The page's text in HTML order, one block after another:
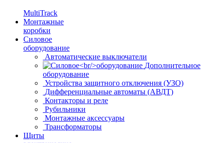
MultiTrack
Монтажные
коробки
Силовое
оборудование
Автоматические выключатели
Дополнительное
оборудование
Устройства защитного отключения (УЗО)
Дифференциальные автоматы (АВДТ)
Контакторы и реле
Рубильники
Монтажные аксессуары
Трансформаторы
Щиты